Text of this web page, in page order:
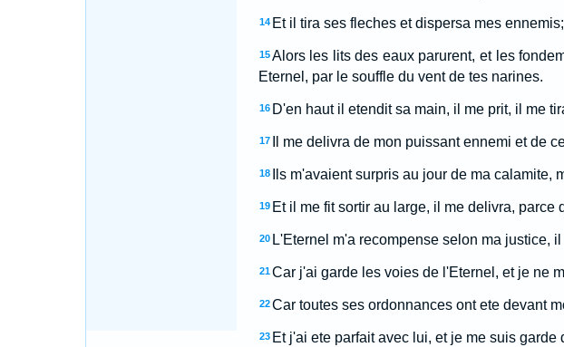
14 Et il tira ses fleches et dispersa mes
15 Alors les lits des eaux parurent, et les
Eternel, par le souffle du vent de tes narines.
16 D'en haut il etendit sa main, il me prit, il me
17 Il me delivra de mon puissant ennemi et de
18 Ils m'avaient surpris au jour de ma calamite,
19 Et il me fit sortir au large, il me delivra, parce
20 L'Eternel m'a recompense selon ma justice,
21 Car j'ai garde les voies de l'Eternel, et je ne
22 Car toutes ses ordonnances ont ete devant
23 Et j'ai ete parfait avec lui, et je me suis garde